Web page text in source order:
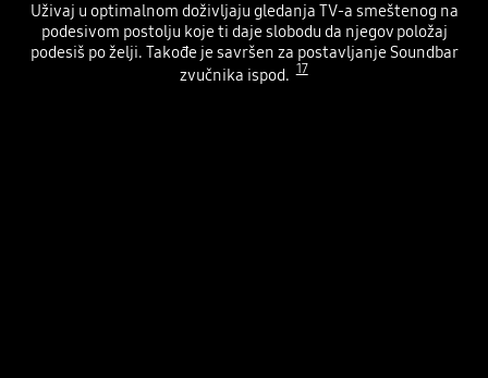
Uživaj u optimalnom doživljaju gledanja TV-a smeštenog na
podesivom postolju koje ti daje slobodu da njegov položaj
podesiš po želji. Takođe je savršen za postavljanje Soundbar
zvučnika ispod. 17